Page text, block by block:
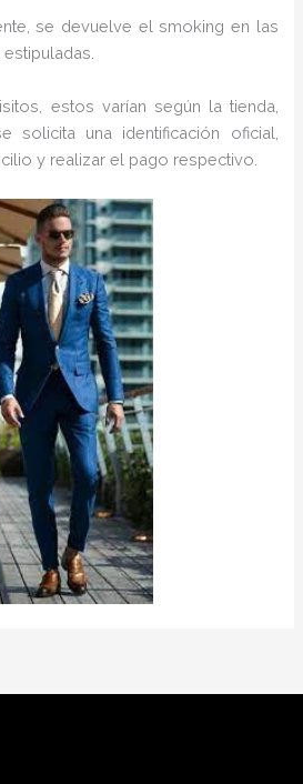
se devuelve el smoking en las
estos varían según la tienda,
solicita una identificación oficial,
y realizar el pago respectivo.